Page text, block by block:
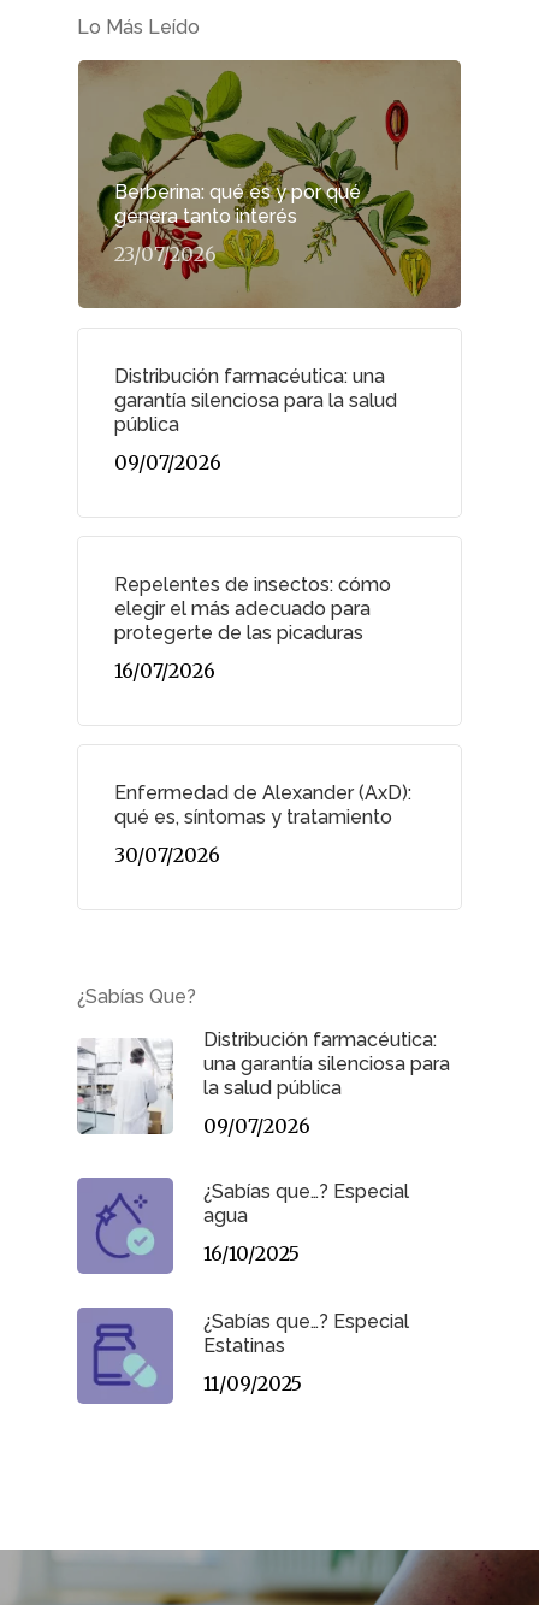
Lo Más Leído
Berberina: qué es y por qué
genera tanto interés
23/07/2026
Distribución farmacéutica: una
garantía silenciosa para la salud
pública
09/07/2026
Repelentes de insectos: cómo
elegir el más adecuado para
protegerte de las picaduras
16/07/2026
Enfermedad de Alexander (AxD):
qué es, síntomas y tratamiento
30/07/2026
¿Sabías Que?
Distribución farmacéutica:
una garantía silenciosa para
la salud pública
09/07/2026
¿Sabías que…? Especial
agua
16/10/2025
¿Sabías que…? Especial
Estatinas
11/09/2025